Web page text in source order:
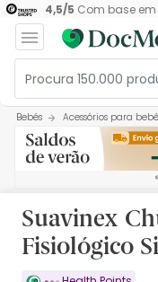
4,5/5 Com base em
Bebés Acessórios para bebé
Suavinex
Fisiológico